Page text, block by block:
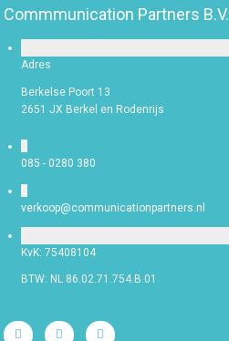
Commmunication Partners B.V.
Adres
Berkelse Poort 13
2651 JX Berkel en Rodenrijs
085 - 0280 380
verkoop@communicationpartners.nl
KvK: 75408104
BTW: NL 86.02.71.754.B.01